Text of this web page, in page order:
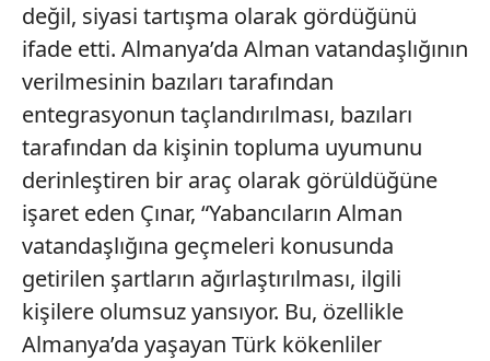
değil, siyasi tartışma olarak gördüğünü
ifade etti. Almanya’da Alman vatandaşlığının
verilmesinin bazıları tarafından
entegrasyonun taçlandırılması, bazıları
tarafından da kişinin topluma uyumunu
derinleştiren bir araç olarak görüldüğüne
işaret eden Çınar, “Yabancıların Alman
vatandaşlığına geçmeleri konusunda
getirilen şartların ağırlaştırılması, ilgili
kişilere olumsuz yansıyor. Bu, özellikle
Almanya’da yaşayan Türk kökenliler